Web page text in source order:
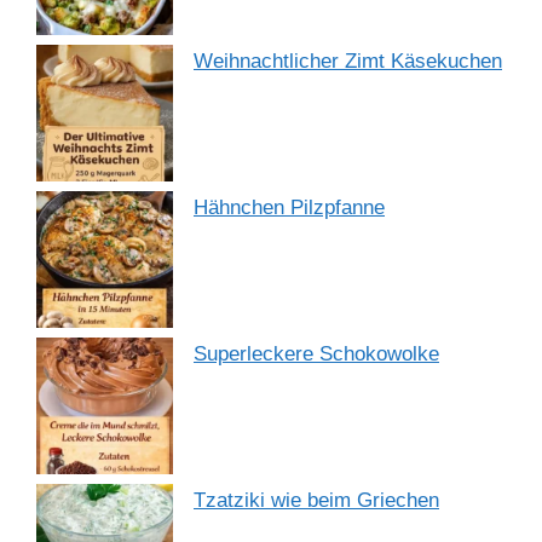
Weihnachtlicher Zimt Käsekuchen
Hähnchen Pilzpfanne
Superleckere Schokowolke
Tzatziki wie beim Griechen